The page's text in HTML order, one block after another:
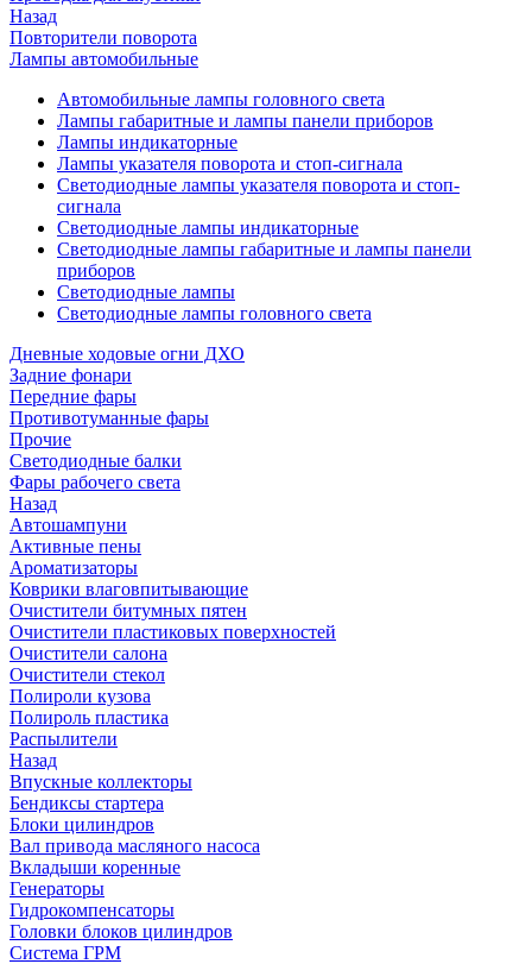
Назад
Повторители поворота
Лампы автомобильные
Автомобильные лампы головного света
Лампы габаритные и лампы панели приборов
Лампы индикаторные
Лампы указателя поворота и стоп-сигнала
Светодиодные лампы указателя поворота и стоп-
сигнала
Светодиодные лампы индикаторные
Светодиодные лампы габаритные и лампы панели
приборов
Светодиодные лампы
Светодиодные лампы головного света
Дневные ходовые огни ДХО
Задние фонари
Передние фары
Противотуманные фары
Прочие
Светодиодные балки
Фары рабочего света
Назад
Автошампуни
Активные пены
Ароматизаторы
Коврики влаговпитывающие
Очистители битумных пятен
Очистители пластиковых поверхностей
Очистители салона
Очистители стекол
Полироли кузова
Полироль пластика
Распылители
Назад
Впускные коллекторы
Бендиксы стартера
Блоки цилиндров
Вал привода масляного насоса
Вкладыши коренные
Генераторы
Гидрокомпенсаторы
Головки блоков цилиндров
Система ГРМ